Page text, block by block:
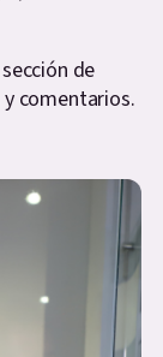
de
y comentarios.